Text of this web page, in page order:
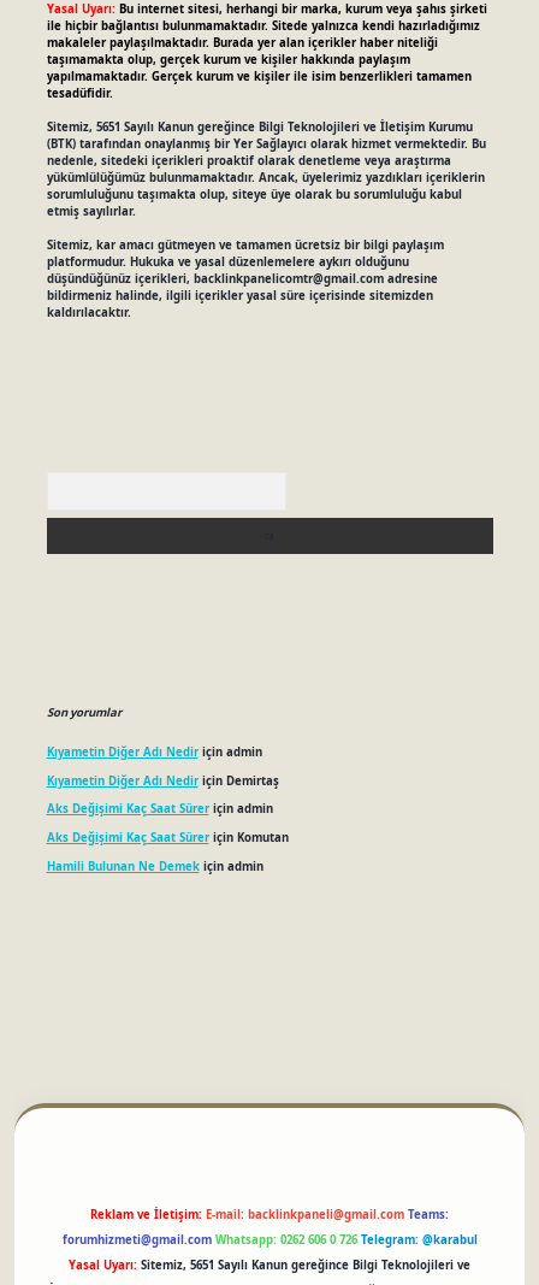
Yasal Uyarı: Bu internet sitesi, herhangi bir marka, kurum veya şahıs şirketi
ile hiçbir bağlantısı bulunmamaktadır. Sitede yalnızca kendi hazırladığımız
makaleler paylaşılmaktadır. Burada yer alan içerikler haber niteliği
taşımamakta olup, gerçek kurum ve kişiler hakkında paylaşım
yapılmamaktadır. Gerçek kurum ve kişiler ile isim benzerlikleri tamamen
tesadüfidir.
Sitemiz, 5651 Sayılı Kanun gereğince Bilgi Teknolojileri ve İletişim Kurumu
(BTK) tarafından onaylanmış bir Yer Sağlayıcı olarak hizmet vermektedir. Bu
nedenle, sitedeki içerikleri proaktif olarak denetleme veya araştırma
yükümlülüğümüz bulunmamaktadır. Ancak, üyelerimiz yazdıkları içeriklerin
sorumluluğunu taşımakta olup, siteye üye olarak bu sorumluluğu kabul
etmiş sayılırlar.
Sitemiz, kar amacı gütmeyen ve tamamen ücretsiz bir bilgi paylaşım
platformudur. Hukuka ve yasal düzenlemelere aykırı olduğunu
düşündüğünüz içerikleri, backlinkpanelicomtr@gmail.comadresine
bildirmeniz halinde, ilgili içerikler yasal süre içerisinde sitemizden
kaldırılacaktır.
Son yorumlar
Kıyametin Diğer Adı Nediriçin admin
Kıyametin Diğer Adı Nediriçin Demirtaş
Aks Değişimi Kaç Saat Süreriçin admin
Aks Değişimi Kaç Saat Süreriçin Komutan
Hamili Bulunan Ne Demekiçin admin
Reklam ve İletişim: E-mail: backlinkpaneli@gmail.com Teams:
forumhizmeti@gmail.com Whatsapp: 0262 606 0 726 Telegram: @karabul
Yasal Uyarı: Sitemiz, 5651 Sayılı Kanun gereğince Bilgi Teknolojileri ve